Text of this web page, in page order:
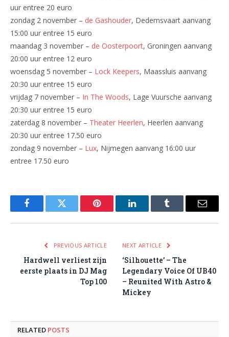
uur entree 20 euro
zondag 2 november – de Gashouder, Dedemsvaart aanvang
15:00 uur entree 15 euro
maandag 3 november – de Oosterpoort, Groningen aanvang
20:00 uur entree 12 euro
woensdag 5 november – Lock Keepers, Maassluis aanvang
20:30 uur entree 15 euro
vrijdag 7 november – In The Woods, Lage Vuursche aanvang
20:30 uur entree 15 euro
zaterdag 8 november – Theater Heerlen, Heerlen aanvang
20:30 uur entree 17.50 euro
zondag 9 november – Lux, Nijmegen aanvang 16:00 uur
entree 17.50 euro
FacebookTwitter Pinterest LinkedInTumblr Email
PREVIOUS ARTICLE
Hardwell verliest zijn
eerste plaats in DJ Mag
Top 100
NEXT ARTICLE
‘Silhouette’ – The
Legendary Voice Of UB40
– Reunited With Astro &
Mickey
RELATED POSTS